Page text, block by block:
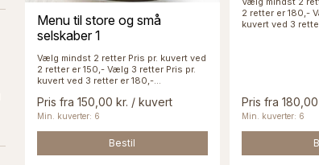
Menu til store og små
selskaber 1
Vælg mindst 2 retter Pris pr. kuvert ved
2 retter er 150,- Vælg 3 retter Pris pr.
kuvert ved 3 retter er 180,-...
Pris fra 150,00 kr. / kuvert
Min. kuverter: 6
Bestil
2 retter er 180,-
kuvert ved 3
Pris fra
Min. kuverter: 6